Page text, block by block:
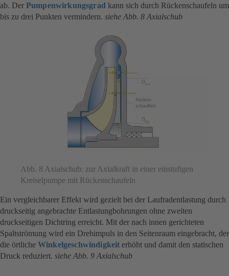
ab. Der Pumpenwirkungsgrad kann sich durch Rückenschaufeln um
bis zu drei Punkten vermindern. siehe Abb. 8 Axialschub
Abb. 8 Axialschub: zur Axialkraft in einer einstufigen
Kreiselpumpe mit Rückenschaufeln
Ein vergleichbarer Effekt wird gezielt bei der Laufradentlastung durch
druckseitig angebrachte Entlastungbohrungen ohne zweiten
druckseitigen Dichtring erreicht. Mit der nach innen gerichteten
Spaltströmung wird ein Drehimpuls in den Seitenraum eingebracht, der
die örtliche Winkelgeschwindigkeit erhöht und damit den statischen
Druck reduziert. siehe Abb. 9 Axialschub